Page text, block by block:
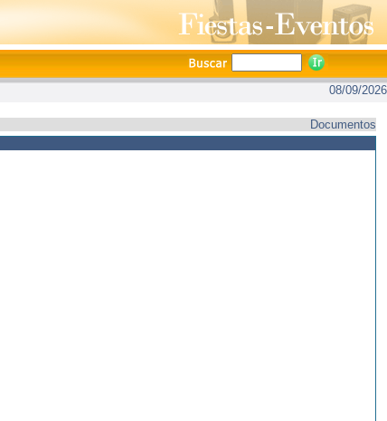
08/09/2026
Documentos